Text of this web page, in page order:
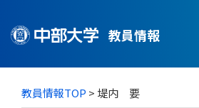
教員情報
教員情報TOP > 堤内 要